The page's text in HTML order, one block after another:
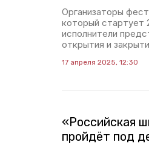
Организаторы
который стартует
исполнители
открытия и
17 апреля 2025, 12:30
«Российская
пройдёт под